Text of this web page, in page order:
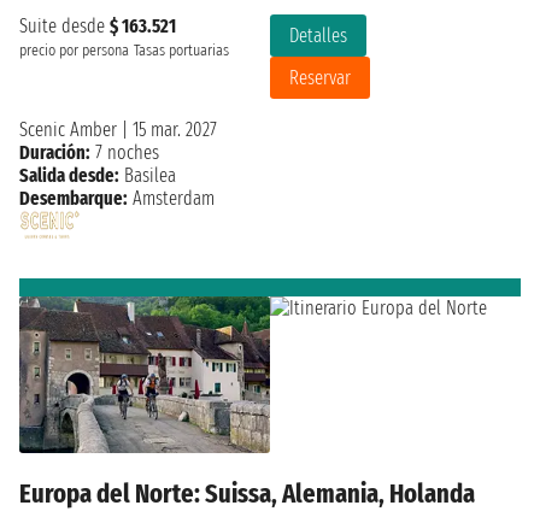
Suite desde $ 163.521
precio por persona Tasas portuarias
Detalles
Reservar
Scenic Amber
15 mar. 2027
Duración: 7 noches
Salida desde: Basilea
Desembarque: Amsterdam
Europa del Norte: Suissa, Alemania, Holanda